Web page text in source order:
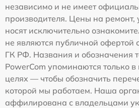
независимо и не имеет
производителя. Цены на ремонт,
носят исключительно
не являются публичной офертой
ГК РФ. Названия и обозначения
PowerCom упоминаются только
целях — чтобы обозначить
которой мы работаем. Наша
аффилирована с владельцами